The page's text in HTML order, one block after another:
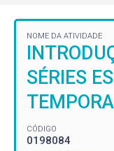
NOME DA ATIVIDADE
SÉRIES
CÓDIGO
0198084